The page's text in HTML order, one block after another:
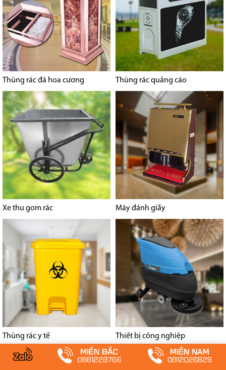
Thùng rác đá hoa cương Thùng rác quảng cáo
Xe thu gom rác Máy đánh giầy
Thùng rác y tế Thiết bị công nghiệp